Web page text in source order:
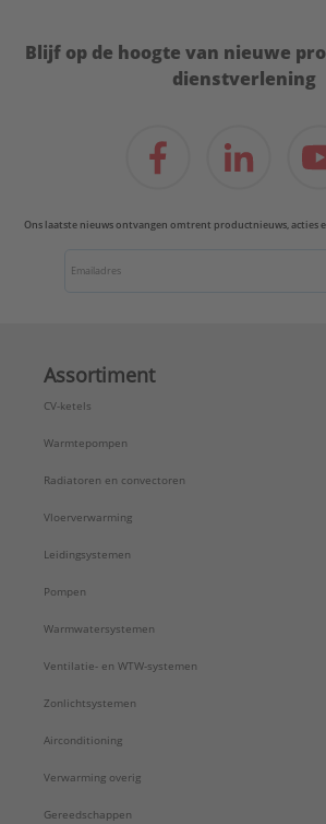
Blijf op de hoogte van nieuwe
dienstverlening
Ons laatste nieuws ontvangen omtrent productnieuws, acties
Assortiment
CV-ketels
Warmtepompen
Radiatoren en convectoren
Vloerverwarming
Leidingsystemen
Pompen
Warmwatersystemen
Ventilatie- en WTW-systemen
Zonlichtsystemen
Airconditioning
Verwarming overig
Gereedschappen